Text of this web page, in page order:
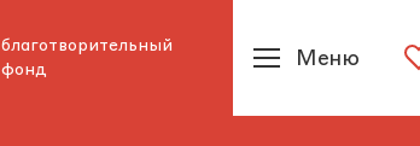
благотворительный
фонд
Меню